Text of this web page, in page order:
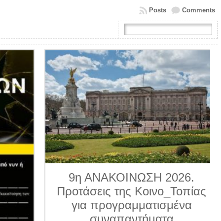
Comments
Posts
9η ΑΝΑΚΟΙΝΩΣΗ 2026.
Προτάσεις της Κοινο_Τοπίας
για προγραμματισμένα